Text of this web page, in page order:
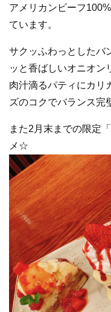
アメリカンビーフ
ています。
サクッふわっとしたバ
ッと香ばしいオニオン
肉汁滴るパティにカリ
ズのコクでバランス完
また2月末までの限定
メ☆